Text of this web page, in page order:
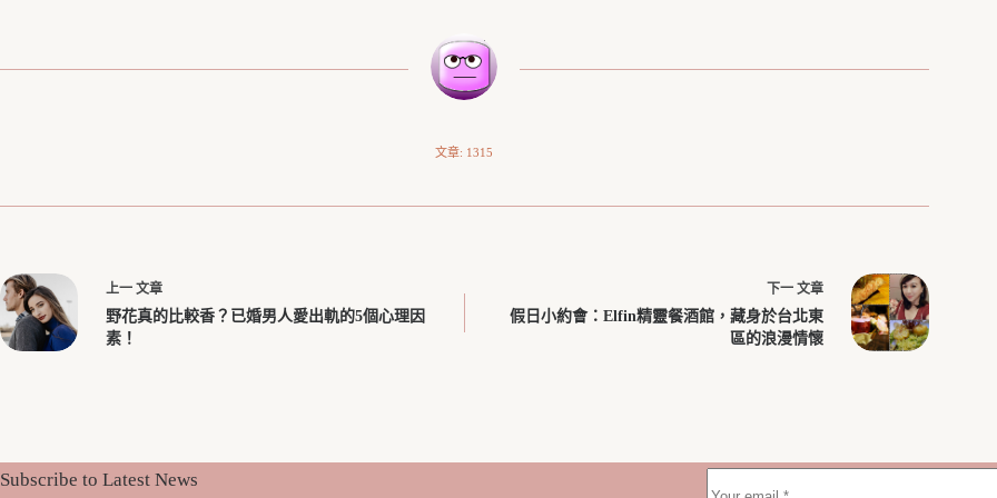
文章: 1315
上一 文章
野花真的比較香？已婚男人愛出軌的5個心理因
素！
下一 文章
假日小約會：Elfin精靈餐酒館，藏身於台北東
區的浪漫情懷
Subscribe to Latest News